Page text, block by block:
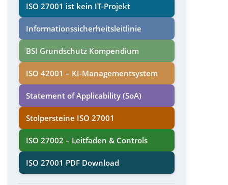
ISO 27001 ist kein IT-Projekt
Informations­sicherheits­leitlinie
BSI Grundschutz Kompendium
ISO 42001 – KI-Managementsystem
Statement of Applicability (SoA)
Stolpersteine ISO 27001
ISO 27002 – Leitfaden & Controls
ISO 27001 PDF Download